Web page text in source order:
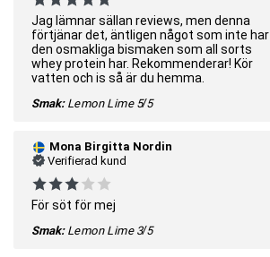
Jag lämnar sällan reviews, men denna
förtjänar det, äntligen något som inte har
den osmakliga bismaken som all sorts
whey protein har. Rekommenderar! Kör
vatten och is så är du hemma.
Smak: Lemon Lime 5/5
Mona Birgitta Nordin
Verifierad kund
För söt för mej
Smak: Lemon Lime 3/5